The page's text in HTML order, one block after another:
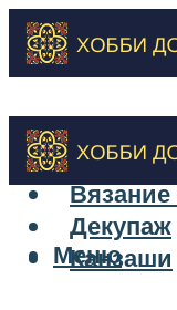
Декупаж
Канзаши
Меню